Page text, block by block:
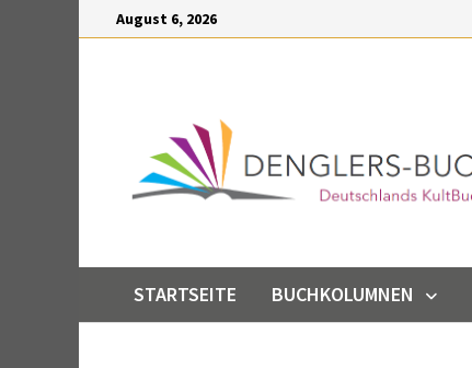
August 6, 2026
STARTSEITE BUCHKOLUMNEN